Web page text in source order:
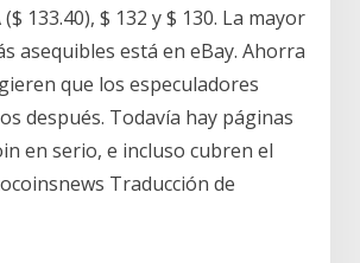
133.40), $ 132 y $ 130. La mayor
asequibles está en eBay. Ahorra
que los especuladores
después. Todavía hay páginas
en serio, e incluso cubren el
Traducción de